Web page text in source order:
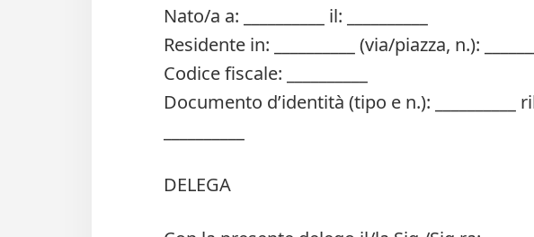
Nato/a a: __________ il: __________
Residente in: __________ (via/piazza, n.):
Codice fiscale: __________
Documento d’identità (tipo e n.): __________
DELEGA